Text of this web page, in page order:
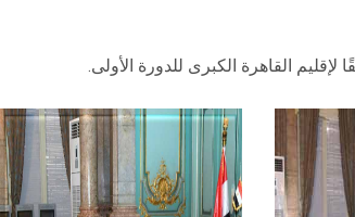
القاهرة الكبرى للدورة الأولى.